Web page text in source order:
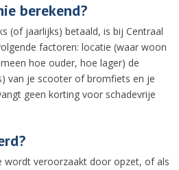
berekend?
(of jaarlijks) betaald, is bij Centraal
factoren: locatie (waar woon
hoe ouder, hoe lager) de
van je scooter of bromfiets en je
geen korting voor schadevrije
wordt veroorzaakt door opzet, of als